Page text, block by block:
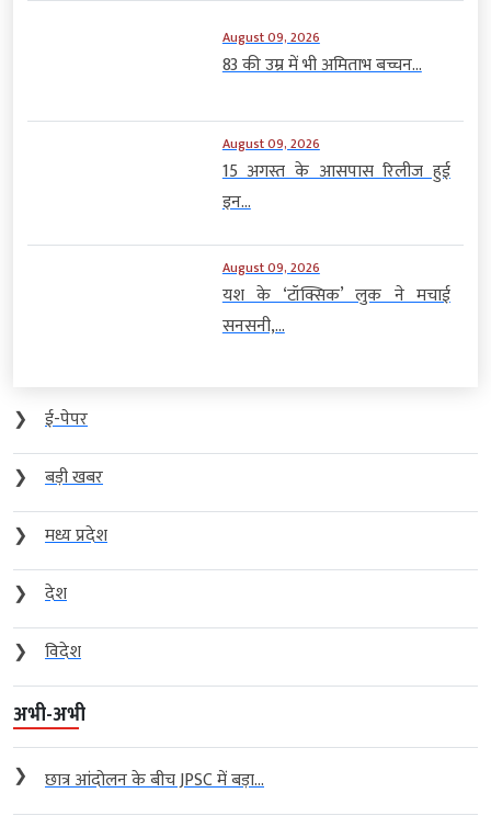
August 09, 2026
83 की उम्र में भी अमिताभ बच्चन...
August 09, 2026
15 अगस्त के आसपास रिलीज हुई
इन...
August 09, 2026
यश के ‘टॉक्सिक’ लुक ने मचाई
सनसनी,...
❯
ई-पेपर
❯
बड़ी खबर
❯
मध्य प्रदेश
❯
देश
❯
विदेश
अभी-अभी
❯ छात्र आंदोलन के बीच JPSC में बड़ा...